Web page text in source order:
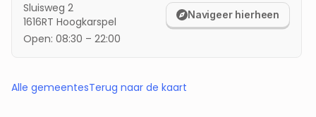
Sluisweg 2
1616RT Hoogkarspel
Open: 08:30 – 22:00
Navigeer hierheen
Alle gemeentesTerug naar de kaart